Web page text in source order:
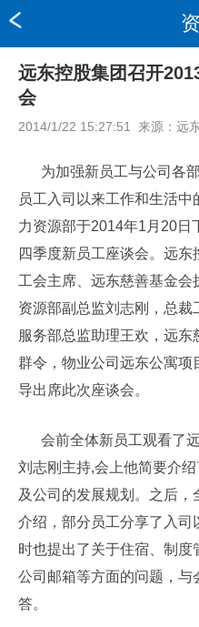
远东控股集团召开
会
2014/1/22 15:27:51 来源： 远
为加强新员工与公司各
员工入司以来工作和生活中
力资源部于2014年1月20日
四季度新员工座谈会。远东
工会主席、远东慈善基金会
资源部副总监刘志刚，总
服务部总监助理王欢，远
群令，物业公司远东公寓项
导出席此次座谈会。
会前全体新员工观看了
刘志刚主持,会上他简要介
及公司的发展规划。之后
介绍，部分员工分享了入司
时也提出了关于住宿、制度
公司邮箱等方面的问题，
答。